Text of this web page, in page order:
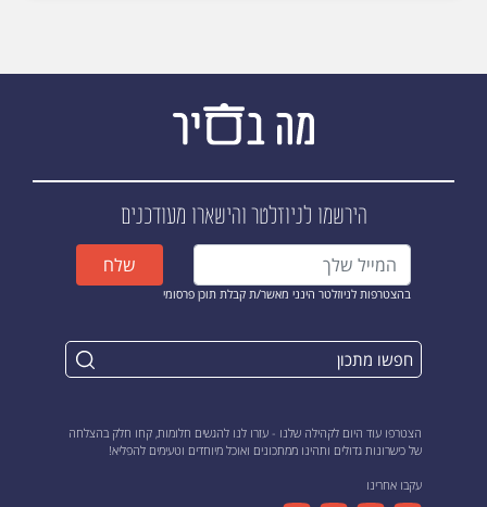
הירשמו לניוזלטרוהישארו מעודכנים
בהצטרפות לניוזלטר הינני מאשר/ת קבלת תוכן פרסומי
שלח
הצטרפו עוד היום לקהילה שלנו - עזרו לנו להגשים חלומות, קחו חלק בהצלחה
של כישרונות גדולים ותהינו ממתכונים ואוכל מיוחדים וטעימים להפליא!
עקבו אחרינו